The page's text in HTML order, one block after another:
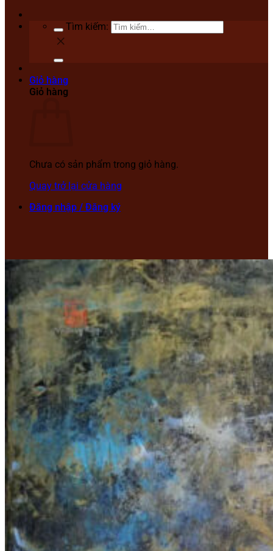
Tìm kiếm:
Giỏ hàng
Giỏ hàng
Chưa có sản phẩm trong giỏ hàng.
Quay trở lại cửa hàng
Đăng nhập / Đăng ký